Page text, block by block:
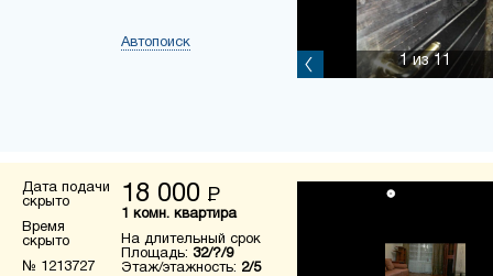
Автопоиск
1из 11
Дата подачи
скрыто
Время
скрыто
№ 1213727
18 000 Р
1 комн. квартира
На длительный срок
Площадь: 32/?/9
Этаж/этажность: 2/5